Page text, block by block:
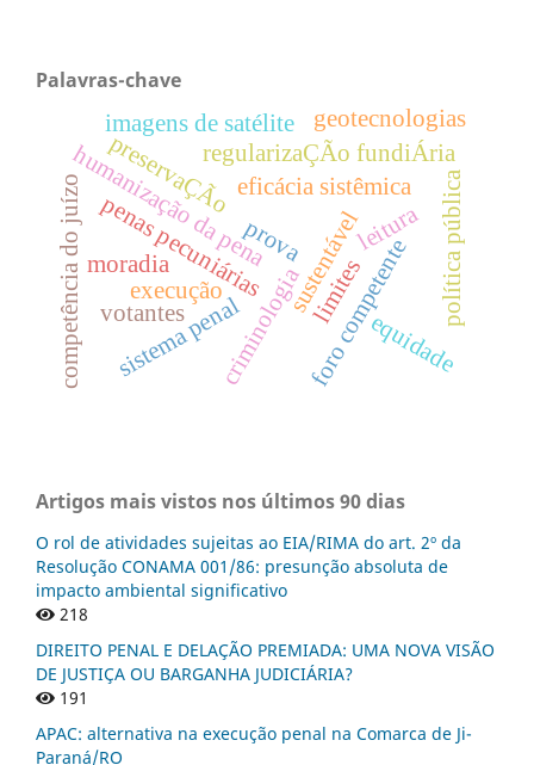
Palavras-chave
penas pecuniárias
preservaÇÃo
criminologia
sustentávelleitura
humanização da penaregularizaÇÃo fundiÁria
moradia
competência do juízo execução foro competente
eficácia sistêmica
sistema penal equidade
limites
geotecnologias
imagens de satélite
prova política pública
votantes
Artigos mais vistos nos últimos 90 dias
O rol de atividades sujeitas ao EIA/RIMA do art. 2º da
Resolução CONAMA 001/86: presunção absoluta de
impacto ambiental significativo
218
DIREITO PENAL E DELAÇÃO PREMIADA: UMA NOVA VISÃO
DE JUSTIÇA OU BARGANHA JUDICIÁRIA?
191
APAC: alternativa na execução penal na Comarca de Ji-
Paraná/RO